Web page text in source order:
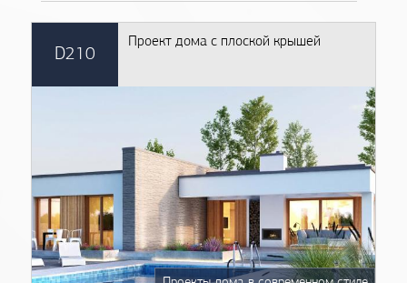
D210
Проект дома с плоской крышей